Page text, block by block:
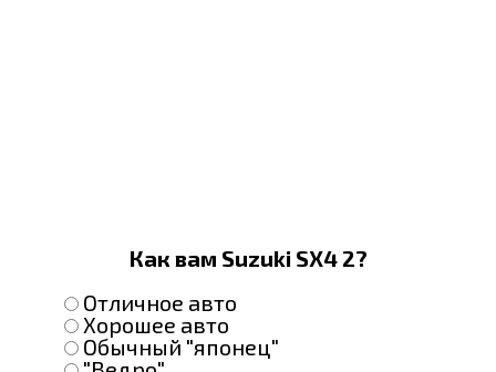
Как вам Suzuki SX4 2?
Отличное авто
Хорошее авто
Обычный "японец"